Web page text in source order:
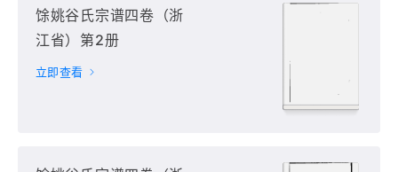
馀姚谷氏宗谱四卷（浙
江省）第2册
立即查看